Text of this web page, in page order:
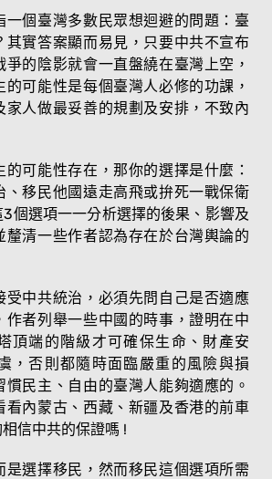
一個臺灣多數民眾想迴避的問題：臺
其實答案顯而易見，只要中共不宣布
的陰影就會一直盤繞在臺灣上空，
的可能性是每個臺灣人必修的功課，
家人做最妥善的規劃及安排，不致內
的可能性存在，那你的選擇是什麼：
、移民他國遠走高飛或拚死一戰保衛
個選項一一分析選擇的後果、影響及
釐清一些作者認為存在於台灣輿論的
受中共統治，必須先問自己是否適應
作者列舉一些中國的時事，證明在中
頂端的階級才可確保生命、財產安
，否則都隨時面臨嚴重的風險與損
慣民主、自由的臺灣人能夠適應的。
看內蒙古、西藏、新疆及香港的前車
信中共的保證嗎 !
是選擇移民，然而移民這個選項所需